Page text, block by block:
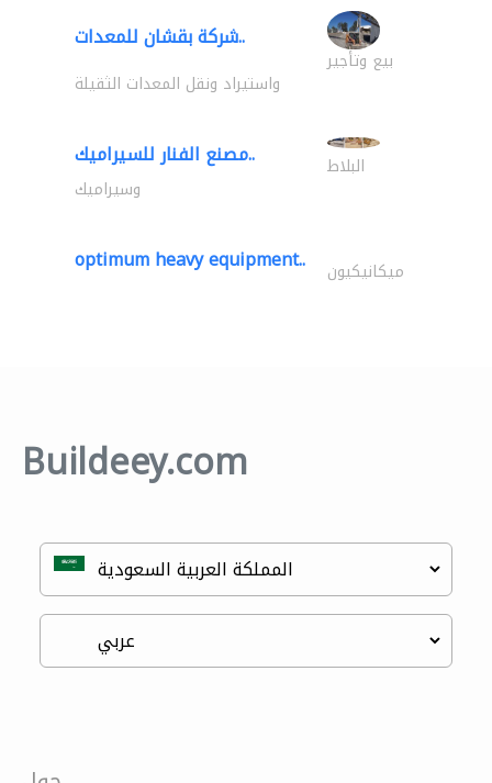
شركة بقشان للمعدات..
بيع وتأجير
واستيراد ونقل المعدات الثقيلة
مصنع الفنار للسيراميك.. البلاط
وسيراميك
optimum heavy equipment.. ميكانيكيون
Buildeey.com